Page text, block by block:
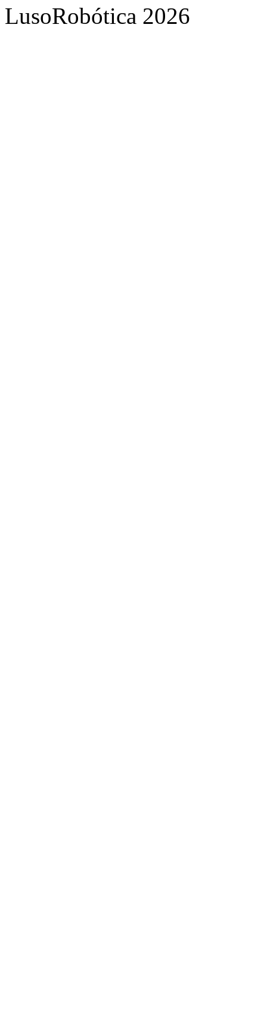
LusoRobótica 2026